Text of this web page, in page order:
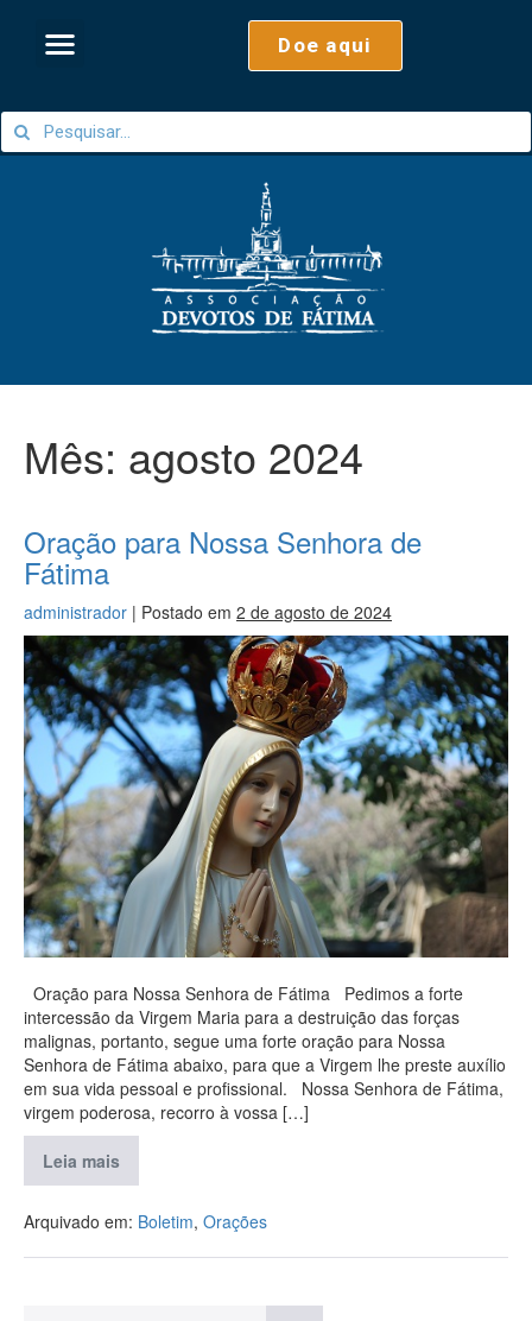
Doe aqui
Mês: agosto 2024
Oração para Nossa Senhora de
Fátima
administrador | Postado em 2 de agosto de 2024
Oração para Nossa Senhora de Fátima Pedimos a forte
intercessão da Virgem Maria para a destruição das forças
malignas, portanto, segue uma forte oração para Nossa
Senhora de Fátima abaixo, para que a Virgem lhe preste auxílio
em sua vida pessoal e profissional. Nossa Senhora de Fátima,
virgem poderosa, recorro à vossa […]
Leia mais
Arquivado em: Boletim, Orações